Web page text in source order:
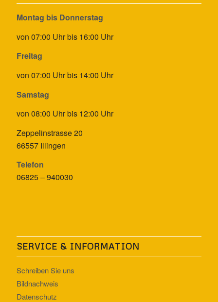
Montag bis Donnerstag
von 07:00 Uhr bis 16:00 Uhr
Freitag
von 07:00 Uhr bis 14:00 Uhr
Samstag
von 08:00 Uhr bis 12:00 Uhr
Zeppelinstrasse 20
66557 Illingen
Telefon
06825 – 940030
SERVICE & INFORMATION
Schreiben Sie uns
Bildnachweis
Datenschutz